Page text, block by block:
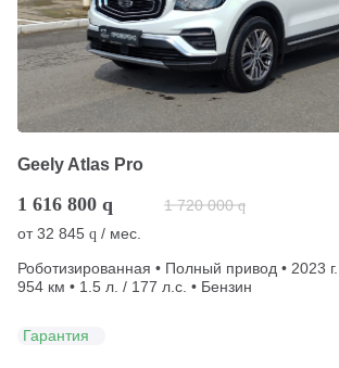
Geely Atlas Pro
1 616 800 q 1 720 000 q
от32 845 q / мес.
Роботизированная • Полный привод • 2023
954 км • 1.5 л. / 177 л.с. • Бензин
Гарантия